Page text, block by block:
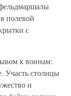
полевой
с
к воинам:
Участь столицы
и